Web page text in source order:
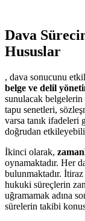
Dava
‍Hususlar
, dava sonucunu‌
belge ve delil
sunulacak
tapu senetleri,
​varsa⁢ tanık ifadeleri
doğrudan
İkinci olarak,‍
oynamaktadır. Her​
bulunmaktadır.
hukuki süreçlerin​
uğramamak‍ adına
sürelerin⁣ takibi